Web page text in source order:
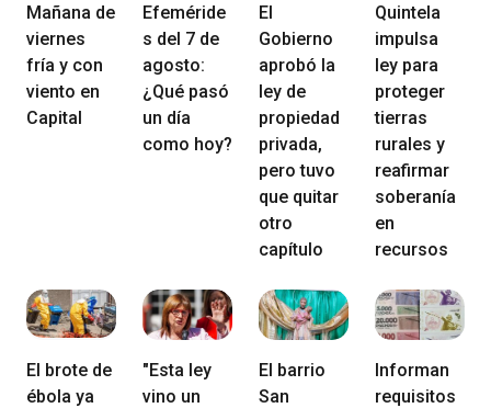
Mañana de
viernes
fría y con
viento en
Capital
Efeméride
s del 7 de
agosto:
¿Qué pasó
un día
como hoy?
El
Gobierno
aprobó la
ley de
propiedad
privada,
pero tuvo
que quitar
otro
capítulo
Quintela
impulsa
ley para
proteger
tierras
rurales y
reafirmar
soberanía
en
recursos
El brote de
ébola ya
"Esta ley
vino un
El barrio
San
Informan
requisitos